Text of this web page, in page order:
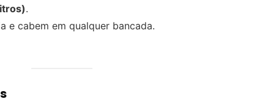
.
e cabem em qualquer bancada.